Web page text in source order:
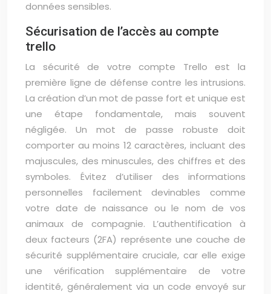
données sensibles.
Sécurisation de l’accès au compte
trello
La sécurité de votre compte Trello est la
première ligne de défense contre les intrusions.
La création d’un mot de passe fort et unique est
une étape fondamentale, mais souvent
négligée. Un mot de passe robuste doit
comporter au moins 12 caractères, incluant des
majuscules, des minuscules, des chiffres et des
symboles. Évitez d’utiliser des informations
personnelles facilement devinables comme
votre date de naissance ou le nom de vos
animaux de compagnie. L’authentification à
deux facteurs (2FA) représente une couche de
sécurité supplémentaire cruciale, car elle exige
une vérification supplémentaire de votre
identité, généralement via un code envoyé sur